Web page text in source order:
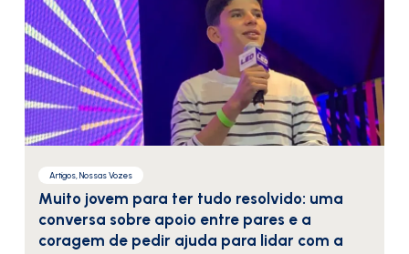
Artigos, Nossas Vozes
Muito jovem para ter tudo resolvido: uma
conversa sobre apoio entre pares e a
coragem de pedir ajuda para lidar com a